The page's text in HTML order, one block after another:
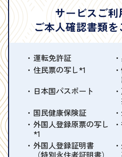
サービスご
ご本人確認書類
運転免許証
住民票の写し*1
日本国パスポート
国民健康保険証
外国人登録原票の写し
*1
外国人登録証明書
（特別永住者証明書）